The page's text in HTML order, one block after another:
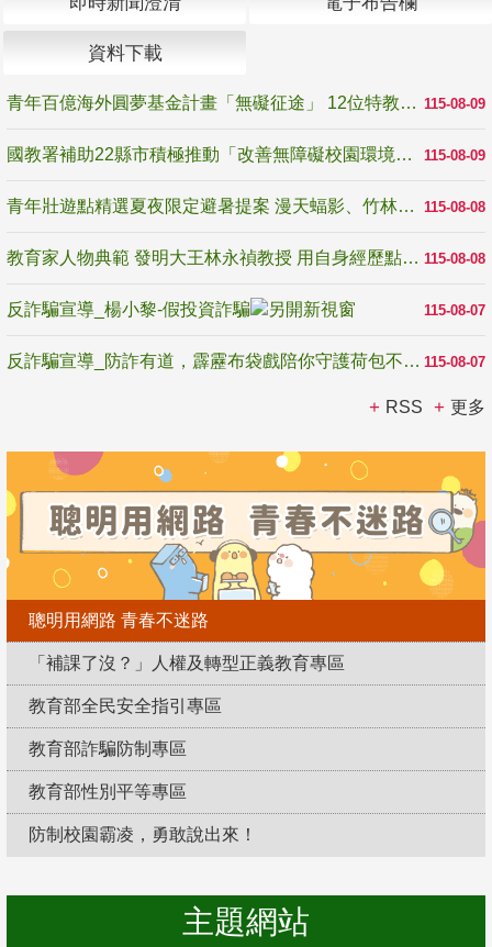
資料下載
115-08-09
青年百億海外圓夢基金計畫「無礙征途」 12位特教與弱勢青年勇闖西班牙 跨越感官限制見證生命蛻變
115-08-09
國教署補助22縣市積極推動「改善無障礙校園環境計畫」 打造友善、安全、無礙學習空間
115-08-08
青年壯遊點精選夏夜限定避暑提案 漫天蝠影、竹林尋蛙、茶香夜觀 邀青年暮色出發
115-08-08
教育家人物典範 發明大王林永禎教授 用自身經歷點亮學生的路
115-08-07
反詐騙宣導_楊小黎-假投資詐騙
115-08-07
反詐騙宣導_防詐有道，霹靂布袋戲陪你守護荷包不受騙
RSS 更多
聰明用網路 青春不迷路
「補課了沒？」人權及轉型正義教育專區
教育部全民安全指引專區
教育部詐騙防制專區
教育部性別平等專區
防制校園霸凌，勇敢說出來！
主題網站